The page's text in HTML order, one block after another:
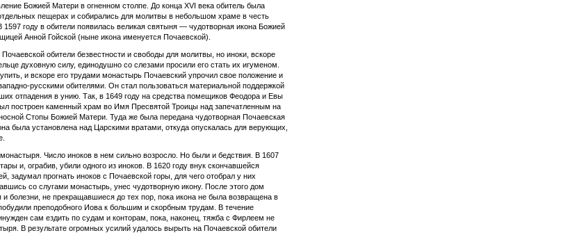
Божией Матери в огненном столпе. До конца XVI века обитель была
пещерах и собирались для молитвы в небольшом храме в честь
году в обители появилась великая святыня — чудотворная икона Божией
Анной Гойской (ныне икона именуется Почаевской).
обители безвестности и свободы для молитвы, но иноки, вскоре
духовную силу, единодушно со слезами просили его стать их игуменом.
и вскоре его трудами монастырь Почаевский упрочил свое положение и
русскими обителями. Он стал пользоваться материальной поддержкой
отпадения в унию. Так, в 1649 году на средства помещиков Феодора и Евы
построен каменный храм во Имя Пресвятой Троицы над запечатленным на
Стопы Божией Матери. Туда же была передана чудотворная Почаевская
была установлена над Царскими вратами, откуда опускалась для верующих,
Число иноков в нем сильно возросло. Но были и бедствия. В 1607
и, ограбив, убили одного из иноков. В 1620 году внук скончавшейся
задумал прогнать иноков с Почаевской горы, для чего отобрал у них
со слугами монастырь, унес чудотворную икону. После этого дом
и болезни, не прекращавшиеся до тех пор, пока икона не была возвращена в
преподобного Иова к большим и скорбным трудам. В течение
сам ездить по судам и конторам, пока, наконец, тяжба с Фирлеем не
В результате огромных усилий удалось вырыть на Почаевской обители